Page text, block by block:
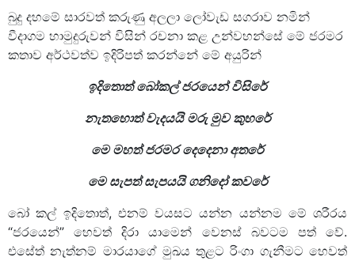
බුදු දහමේ සාරවත් කරුණු අලලා ලෝවැඩ සගරාව නමින්
වීදාගම හාමුදුරුවන් විසින් රචනා කළ උන්වහන්සේ මේ ජරමර
කතාව අර්ථවත්ව ඉදිරිපත් කරන්නේ මේ අයුරින්
ඉදිතොත් බෝකල් ජරයෙන් විසිරේ
නැතහොත් වැදයයි මරු මුව කුහරේ
මෙ මහත් ජරමර දෙදෙනා අතරේ
මෙ සැපත් සැපයයි ගනිදෝ කවරේ
බෝ කල් ඉදිතොත්, එනම් වයසට යන්න යන්නම මේ ශරීරය
“ජරයෙන්” හෙවත් දිරා යාමෙන් වෙනස් බවටම පත් වේ.
එසේත් නැත්නම් මාරයාගේ මුඛය තුළට රිංගා ගැනීමට හෙවත්